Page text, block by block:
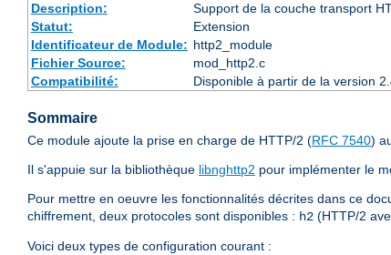
Description:
Support de la couche transport
Statut:
Extension
Identificateur de Module: http2_module
Fichier Source:
mod_http2.c
Compatibilité:
Disponible à partir de la version
Sommaire
Ce module ajoute la prise en charge de HTTP/2 (RFC 7540)
Il s'appuie sur la bibliothèque libnghttp2 pour implémenter le
Pour mettre en oeuvre les fonctionnalités décrites dans ce
chiffrement, deux protocoles sont disponibles : h2 (HTTP/2
Voici deux types de configuration courant :